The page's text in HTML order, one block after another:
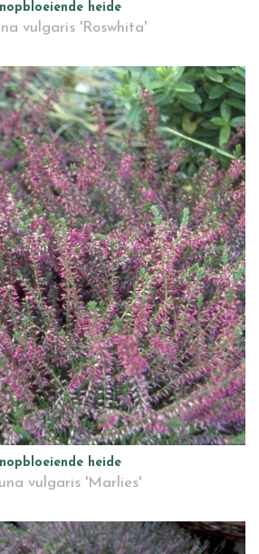
heide
vulgaris 'Roswhita'
heide
vulgaris 'Marlies'